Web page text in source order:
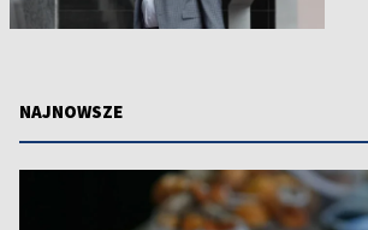
NAJNOWSZE